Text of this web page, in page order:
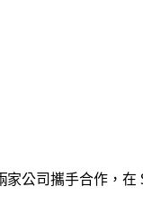
公司攜手合作，在